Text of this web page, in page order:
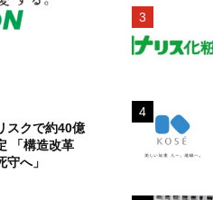
スクで約40億
「構造改革
へ」